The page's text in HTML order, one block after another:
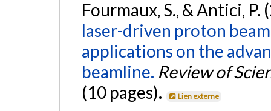
Fourmaux, S., & Antici, P.
laser-driven proton
applications on the
beamline. Review of
(10 pages).
Lien externe